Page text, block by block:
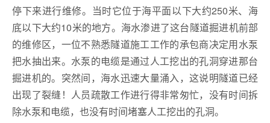
停下来进行维修。当时它位于海平面以下大约250米、海
底以下大约10米的地方。海水渗进了这台隧道掘进机前部
的维修区，一位不熟悉隧道施工工作的承包商决定用水泵
把水抽出来。水泵的电缆是通过人工挖出的孔洞穿进那台
掘进机的。突然间，海水迅速大量涌入，这说明隧道已经
出现了裂缝！人员疏散工作进行得非常匆忙，没有时间拆
除水泵和电缆，也没有时间堵塞人工挖出的孔洞。